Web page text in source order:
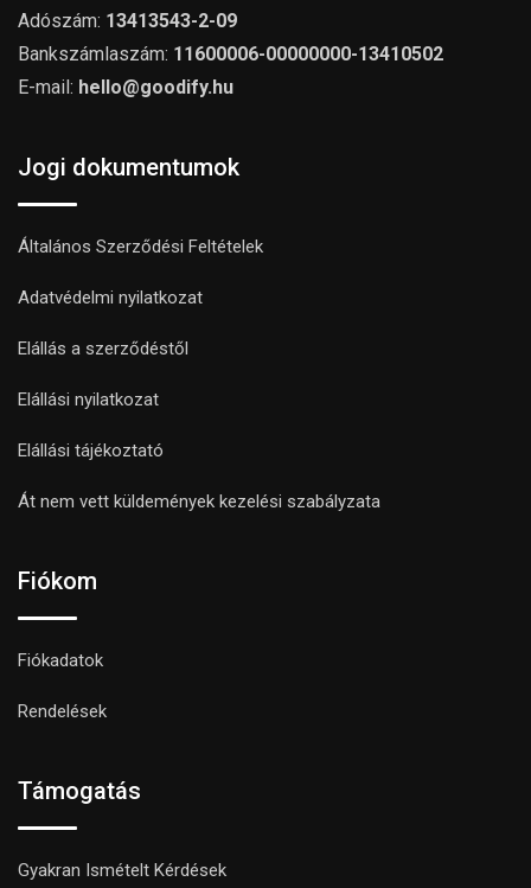
Adószám: 13413543-2-09
Bankszámlaszám: 11600006-00000000-13410502
E-mail: hello@goodify.hu
Jogi dokumentumok
Általános Szerződési Feltételek
Adatvédelmi nyilatkozat
Elállás a szerződéstől
Elállási nyilatkozat
Elállási tájékoztató
Át nem vett küldemények kezelési szabályzata
Fiókom
Fiókadatok
Rendelések
Támogatás
Gyakran Ismételt Kérdések